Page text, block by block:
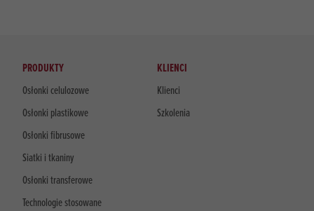
PRODUKTY
Osłonki celulozowe
Osłonki plastikowe
Osłonki fibrusowe
Siatki i tkaniny
Osłonki transferowe
Technologie stosowane
KLIENCI
Klienci
Szkolenia